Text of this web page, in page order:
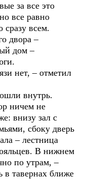
за все это
все равно
сразу всем.
двора –
дом –
нет, – отметил
внутрь.
ничем не
внизу зал с
сбоку дверь
– лестница
В нижнем
по утрам, –
в тавернах ближе